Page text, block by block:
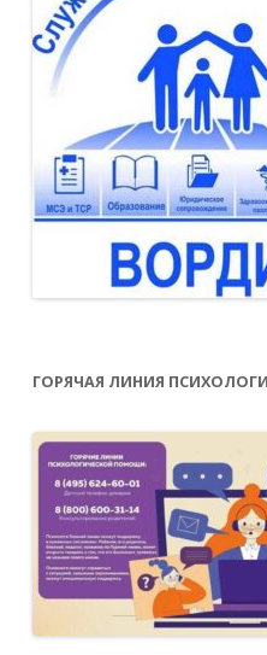
ГОРЯЧАЯ ЛИНИЯ